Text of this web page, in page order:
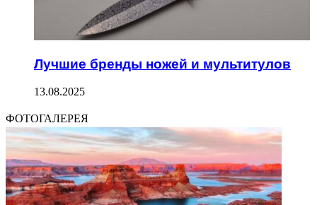
Лучшие бренды ножей и мультитулов
13.08.2025
ФОТОГАЛЕРЕЯ